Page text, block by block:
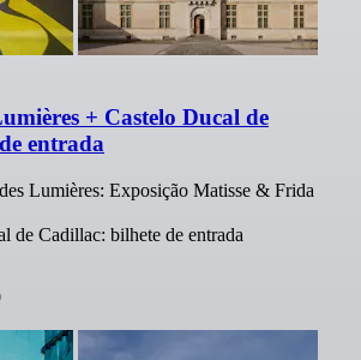
+ Castelo Ducal de
entrada
Lumières: Exposição Matisse & Frida
de Cadillac: bilhete de entrada